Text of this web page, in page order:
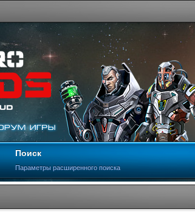
Поиск
Параметры расширенного поиска